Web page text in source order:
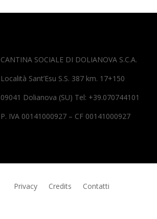
CANTINA SOCIALE DI DOLIANOVA S.C.A.
Località Sant’Esu S.S. 387 km. 17+150
09041 Dolianova (SU) Tel: +39.070744101
P. IVA 00141000927 – CF 00141000927
Privacy Credits Contatti